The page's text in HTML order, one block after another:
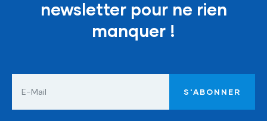
newsletter pour ne rien
manquer !